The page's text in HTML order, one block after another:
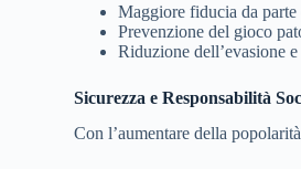
Maggiore fiducia da parte
Prevenzione del gioco
Riduzione dell’evasione
Sicurezza e Responsabilità
Con l’aumentare della